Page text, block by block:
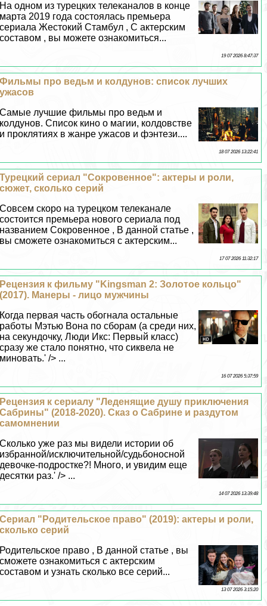
На одном из турецких телеканалов в конце
марта 2019 года состоялась премьера
сериала Жестокий Стамбул , С актерским
составом , вы можете ознакомиться...
19 07 2026 8:47:37
Фильмы про ведьм и колдунов: список лучших
ужасов
Самые лучшие фильмы про ведьм и
колдунов. Список кино о магии, колдовстве
и проклятиях в жанре ужасов и фэнтези....
18 07 2026 13:22:41
Турецкий сериал "Сокровенное": актеры и роли,
сюжет, сколько серий
Совсем скоро на турецком телеканале
состоится премьера нового сериала под
названием Сокровенное , В данной статье ,
вы сможете ознакомиться с актерским...
17 07 2026 11:32:17
Рецензия к фильму "Kingsman 2: Золотое кольцо"
(2017). Манеры - лицо мужчины
Когда первая часть обогнала остальные
работы Мэтью Вона по сборам (а среди них,
на секундочку, Люди Икс: Первый класс)
сразу же стало понятно, что сиквела не
миновать.' /> ...
16 07 2026 5:37:59
Рецензия к сериалу "Леденящие душу приключения
Сабрины" (2018-2020). Сказ о Сабрине и раздутом
самомнении
Сколько уже раз мы видели истории об
избранной/исключительной/судьбоносной
дeвoчке-подростке?! Много, и увидим еще
десятки раз.' /> ...
14 07 2026 13:39:48
Сериал "Родительское право" (2019): актеры и роли,
сколько серий
Родительское право , В данной статье , вы
сможете ознакомиться с актерским
составом и узнать сколько все серий...
13 07 2026 3:15:20